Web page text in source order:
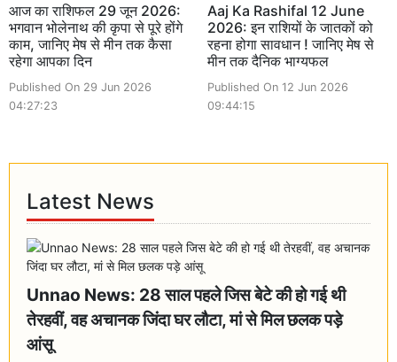
आज का राशिफल 29 जून 2026:
भगवान भोलेनाथ की कृपा से पूरे होंगे
काम, जानिए मेष से मीन तक कैसा
रहेगा आपका दिन
Published On 29 Jun 2026
04:27:23
Aaj Ka Rashifal 12 June
2026: इन राशियों के जातकों को
रहना होगा सावधान ! जानिए मेष से
मीन तक दैनिक भाग्यफल
Published On 12 Jun 2026
09:44:15
Latest News
Unnao News: 28 साल पहले जिस बेटे की हो गई थी
तेरहवीं, वह अचानक जिंदा घर लौटा, मां से मिल छलक पड़े
आंसू